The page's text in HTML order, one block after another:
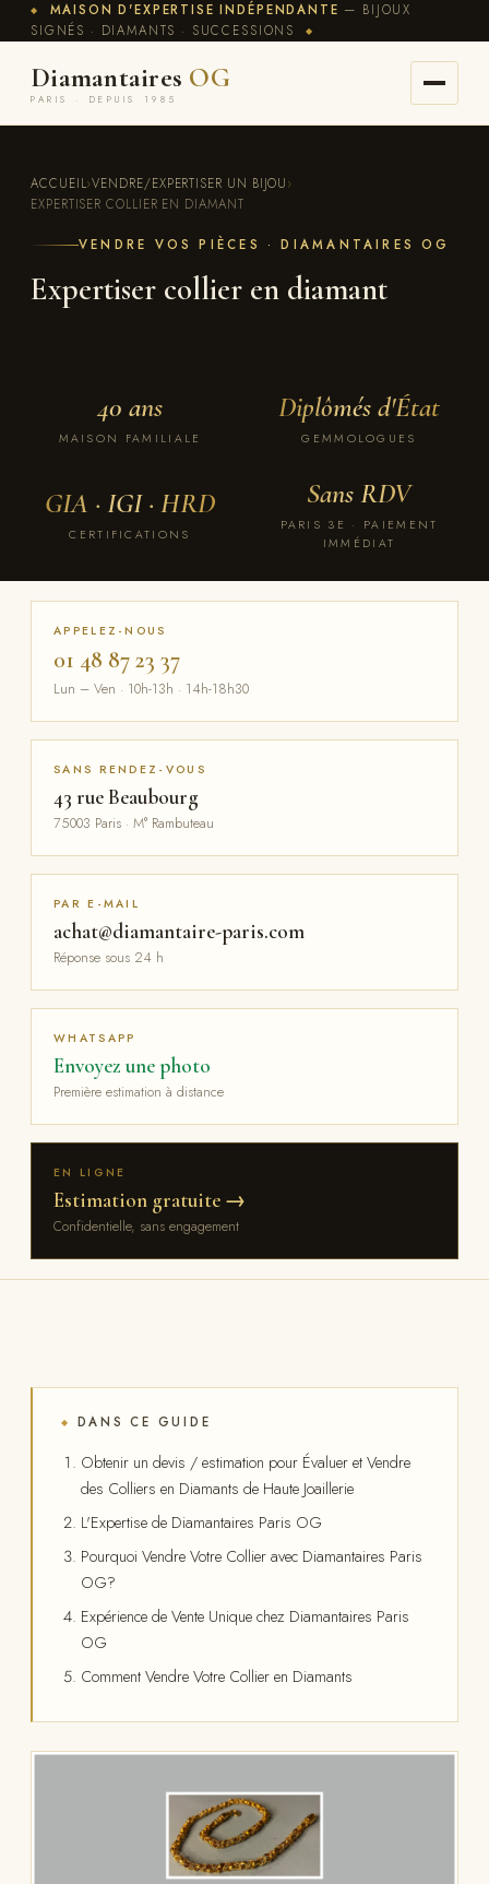
◆ MAISON D'EXPERTISE INDÉPENDANTE — BIJOUX
SIGNÉS · DIAMANTS · SUCCESSIONS
◆
Diamantaires OG
PARIS · DEPUIS 1985
ACCUEIL›VENDRE/EXPERTISER UN BIJOU›
EXPERTISER COLLIER EN DIAMANT
VENDRE VOS PIÈCES · DIAMANTAIRES OG
Expertiser collier en diamant
40 ans
MAISON FAMILIALE
Diplômés d'État
GEMMOLOGUES
GIA · IGI · HRD
CERTIFICATIONS
Sans RDV
PARIS 3E · PAIEMENT
IMMÉDIAT
APPELEZ-NOUS
01 48 87 23 37
Lun – Ven · 10h-13h · 14h-18h30
SANS RENDEZ-VOUS
43 rue Beaubourg
75003 Paris · M° Rambuteau
PAR E-MAIL
achat@diamantaire-paris.com
Réponse sous 24 h
WHATSAPP
Envoyez une photo
Première estimation à distance
EN LIGNE
Estimation gratuite →
Confidentielle, sans engagement
◆ DANS CE GUIDE
Obtenir un devis / estimation pour Évaluer et Vendre
des Colliers en Diamants de Haute Joaillerie
L'Expertise de Diamantaires Paris OG
Pourquoi Vendre Votre Collier avec Diamantaires Paris
OG?
Expérience de Vente Unique chez Diamantaires Paris
OG
Comment Vendre Votre Collier en Diamants